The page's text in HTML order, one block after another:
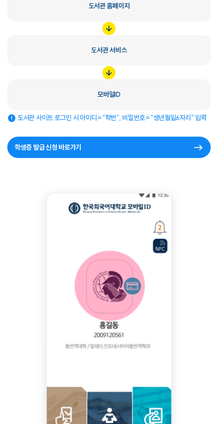
도서관 홈페이지
도서관 서비스
모바일ID
도서관 사이트 로그인 시 아이디=“학번”, 비밀번호=“생년월일6자리” 입력
학생증 발급 신청 바로가기